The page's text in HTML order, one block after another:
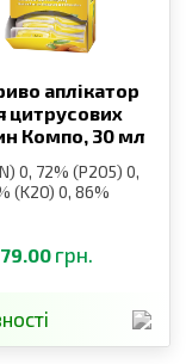
аплікатор
цитрусових
Компо, 30 мл
0, 72% (P2O5) 0,
(K2O) 0, 86%
79.00 грн.